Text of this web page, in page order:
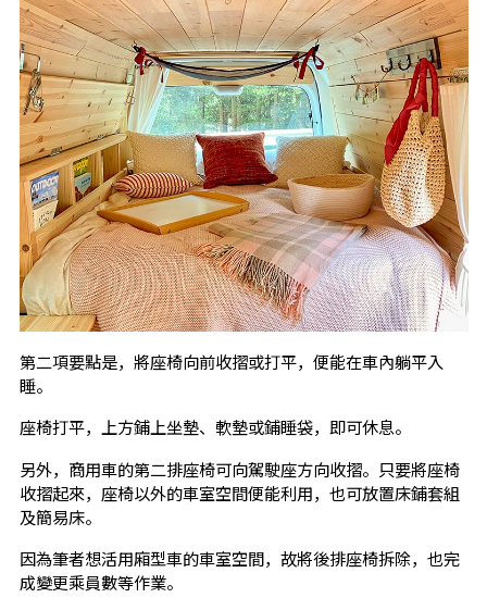
第二項要點是，將座椅向前收摺或打平，便能在車內躺平入
睡。
座椅打平，上方鋪上坐墊、軟墊或鋪睡袋，即可休息。
另外，商用車的第二排座椅可向駕駛座方向收摺。只要將座椅
收摺起來，座椅以外的車室空間便能利用，也可放置床鋪套組
及簡易床。
因為筆者想活用廂型車的車室空間，故將後排座椅拆除，也完
成變更乘員數等作業。